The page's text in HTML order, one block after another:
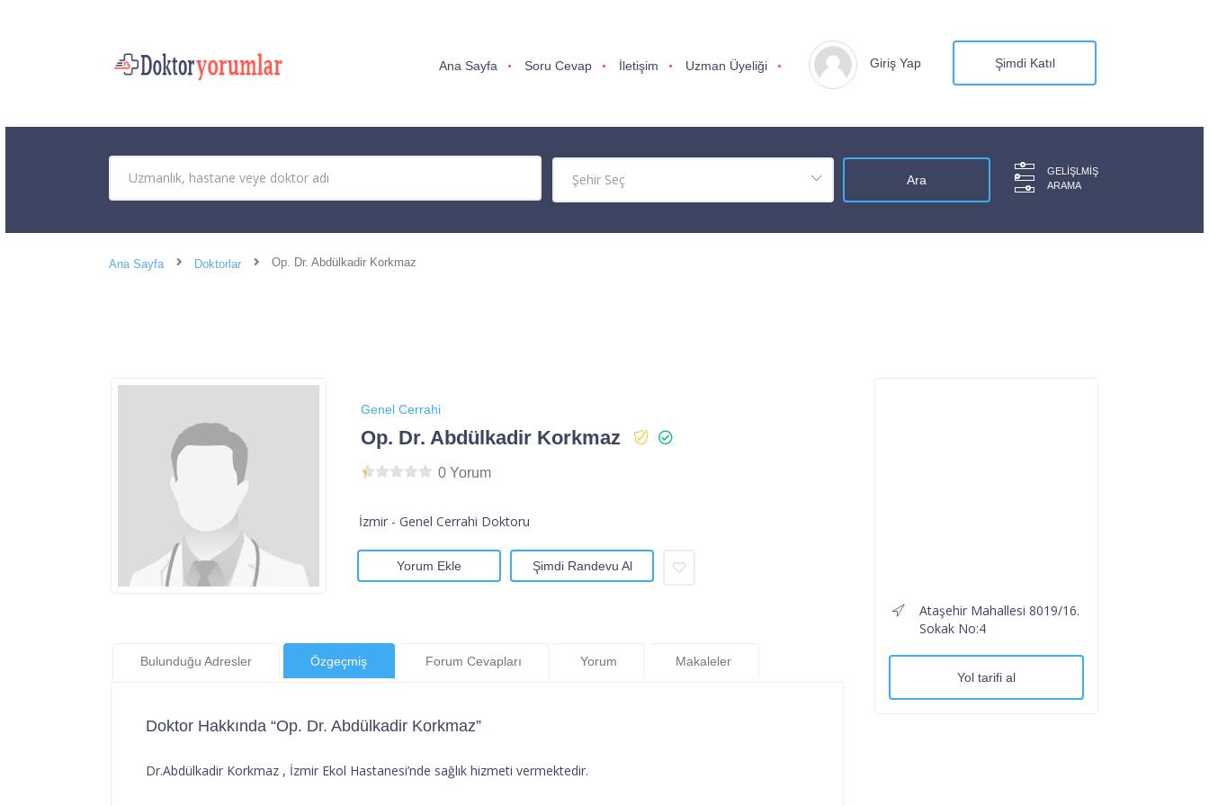
Ana Sayfa Soru Cevap İletişim Uzman Üyeliği Giriş Yap Şimdi Katıl
GELIŞLMIŞ
ARAMA
Ana Sayfa Doktorlar Op. Dr. Abdülkadir Korkmaz
Genel Cerrahi
Op. Dr. Abdülkadir Korkmaz
0 Yorum
İzmir - Genel Cerrahi Doktoru
Yorum Ekle Şimdi Randevu Al
Bulunduğu Adresler Özgeçmiş Forum Cevapları Yorum Makaleler
Doktor Hakkında “Op. Dr. Abdülkadir Korkmaz”
Dr.Abdülkadir Korkmaz , İzmir Ekol Hastanesi’nde sağlık hizmeti vermektedir.
Ataşehir Mahallesi 8019/16.
Sokak No:4
Yol tarifi al